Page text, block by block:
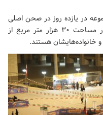
در یازده روز در صحن اصلی
و رواق شرقی مصلای امام خمینی(ره) در مساحت ۳۰ هزار متر مربع از